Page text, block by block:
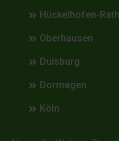
Hückelhofen-
Oberhausen
Duisburg
Dormagen
Köln